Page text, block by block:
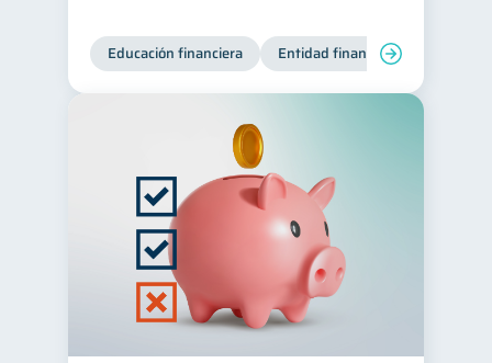
Educación financiera Entidad financiera